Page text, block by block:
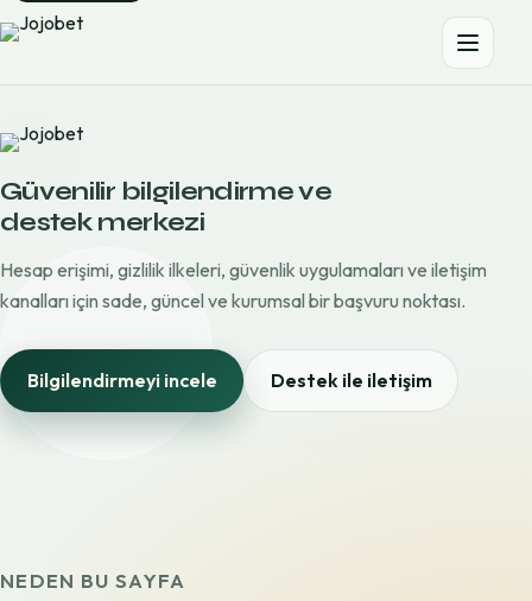
Güvenilir bilgilendirme ve
destek merkezi
Hesap erişimi, gizlilik ilkeleri, güvenlik uygulamaları ve iletişim
kanalları için sade, güncel ve kurumsal bir başvuru noktası.
Bilgilendirmeyi incele Destek ile iletişim
NEDEN BU SAYFA